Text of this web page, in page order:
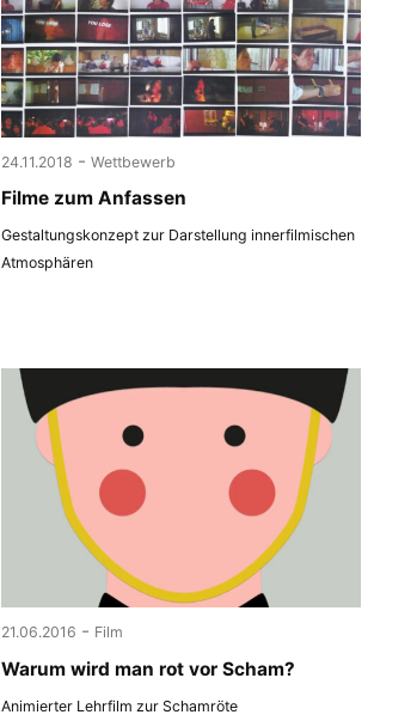
24.11.2018 - Wettbewerb
Filme zum Anfassen
Gestaltungskonzept zur Darstellung innerfilmischen
Atmosphären
21.06.2016 - Film
Warum wird man rot vor Scham?
Animierter Lehrfilm zur Schamröte